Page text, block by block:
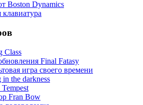
Boston Dynamics
Class
Final Fatasy
игра своего времени
the darkness
Fran Bow